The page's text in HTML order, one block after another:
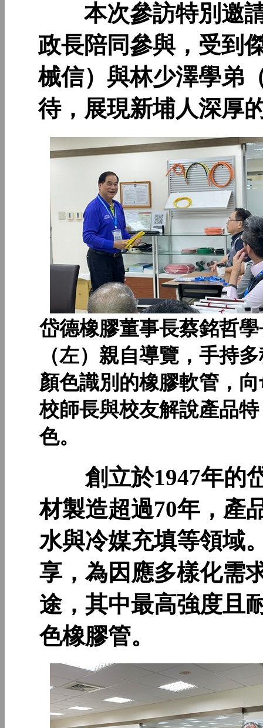
本次參訪特別邀請
政長陪同參與，受到
械信）與林少澤學弟
待，展現新埔人深厚
岱德橡膠董事長蔡銘哲
（左）親自導覽，手持
顏色識別的橡膠軟管，
校師長與校友解說產品特
色。
創立於1947年的岱
材製造超過70年，產
水與冷媒充填等領域
享，為因應多樣化需
途，其中最高強度且
色橡膠管。